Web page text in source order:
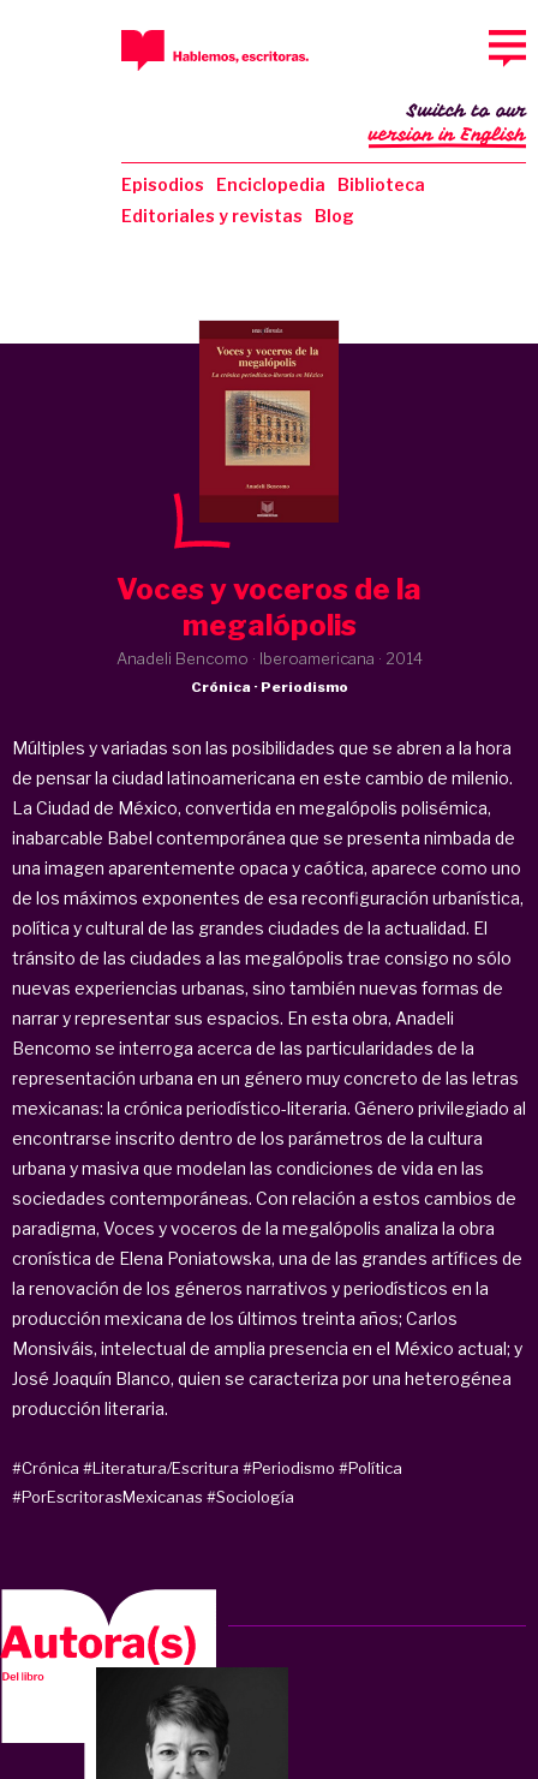
Episodios Enciclopedia
Biblioteca
Editoriales y revistas
Blog
Switch to our
version in English
Voces y voceros de la
megalópolis
Anadeli Bencomo · Iberoamericana · 2014
Crónica · Periodismo
Múltiples y variadas son las posibilidades que se abren a la hora
de pensar la ciudad latinoamericana en este cambio de milenio.
La Ciudad de México, convertida en megalópolis polisémica,
inabarcable Babel contemporánea que se presenta nimbada de
una imagen aparentemente opaca y caótica, aparece como uno
de los máximos exponentes de esa reconfiguración urbanística,
política y cultural de las grandes ciudades de la actualidad. El
tránsito de las ciudades a las megalópolis trae consigo no sólo
nuevas experiencias urbanas, sino también nuevas formas de
narrar y representar sus espacios. En esta obra, Anadeli
Bencomo se interroga acerca de las particularidades de la
representación urbana en un género muy concreto de las letras
mexicanas: la crónica periodístico-literaria. Género privilegiado al
encontrarse inscrito dentro de los parámetros de la cultura
urbana y masiva que modelan las condiciones de vida en las
sociedades contemporáneas. Con relación a estos cambios de
paradigma, Voces y voceros de la megalópolis analiza la obra
cronística de Elena Poniatowska, una de las grandes artífices de
la renovación de los géneros narrativos y periodísticos en la
producción mexicana de los últimos treinta años; Carlos
Monsiváis, intelectual de amplia presencia en el México actual; y
José Joaquín Blanco, quien se caracteriza por una heterogénea
producción literaria.
#Crónica #Literatura/Escritura #Periodismo #Política
#PorEscritorasMexicanas #Sociología